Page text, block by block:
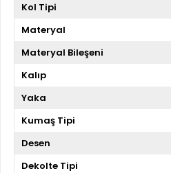
Kol Tipi
Materyal
Materyal Bileşeni
Kalıp
Yaka
Kumaş Tipi
Desen
Dekolte Tipi